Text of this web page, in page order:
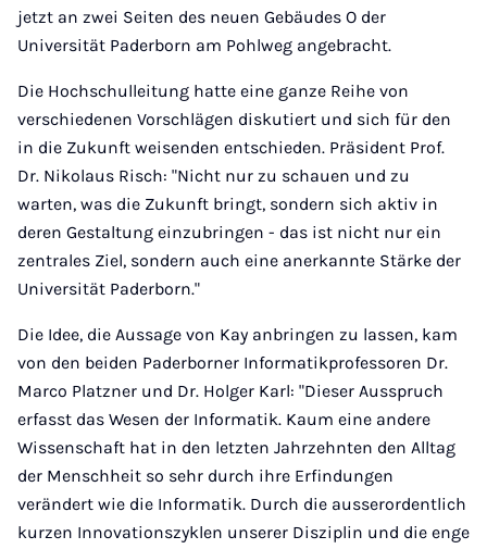
jetzt an zwei Seiten des neuen Gebäudes O der
Universität Paderborn am Pohlweg angebracht.
Die Hochschulleitung hatte eine ganze Reihe von
verschiedenen Vorschlägen diskutiert und sich für den
in die Zukunft weisenden entschieden. Präsident Prof.
Dr. Nikolaus Risch: "Nicht nur zu schauen und zu
warten, was die Zukunft bringt, sondern sich aktiv in
deren Gestaltung einzubringen - das ist nicht nur ein
zentrales Ziel, sondern auch eine anerkannte Stärke der
Universität Paderborn."
Die Idee, die Aussage von Kay anbringen zu lassen, kam
von den beiden Paderborner Informatikprofessoren Dr.
Marco Platzner und Dr. Holger Karl: "Dieser Ausspruch
erfasst das Wesen der Informatik. Kaum eine andere
Wissenschaft hat in den letzten Jahrzehnten den Alltag
der Menschheit so sehr durch ihre Erfindungen
verändert wie die Informatik. Durch die ausserordentlich
kurzen Innovationszyklen unserer Disziplin und die enge